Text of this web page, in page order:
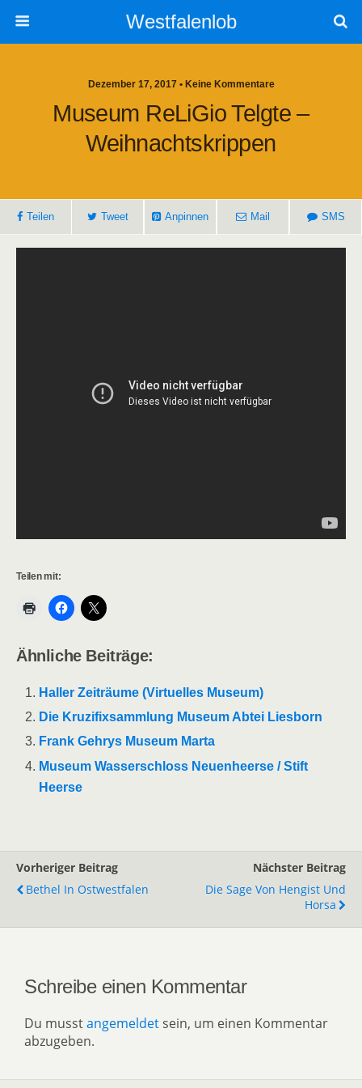
Westfalenlob
Dezember 17, 2017 • Keine Kommentare
Museum ReLiGio Telgte –
Weihnachtskrippen
Teilen Tweet Anpinnen Mail SMS
Teilen mit:
Ähnliche Beiträge:
Haller Zeiträume (Virtuelles Museum)
Die Kruzifixsammlung Museum Abtei Liesborn
Frank Gehrys Museum Marta
Museum Wasserschloss Neuenheerse / Stift
Heerse
Vorheriger Beitrag
Bethel In Ostwestfalen
Nächster Beitrag
Die Sage Von Hengist Und
Horsa
Schreibe einen Kommentar
Du musstangemeldet sein, um einen Kommentar
abzugeben.